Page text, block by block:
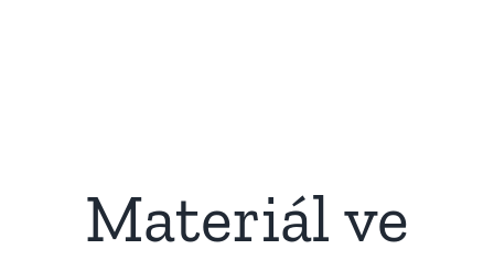
Materiál ve